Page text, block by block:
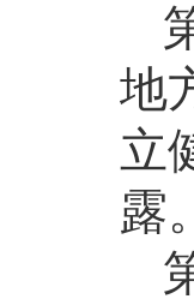
地
立
露